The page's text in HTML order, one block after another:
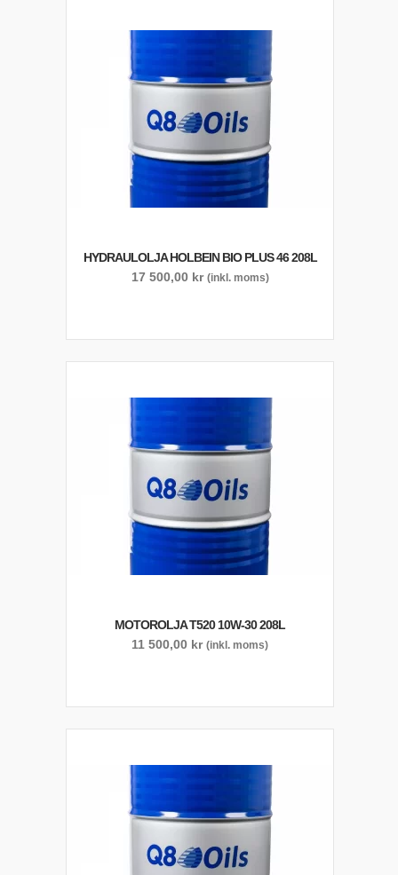
HYDRAULOLJA HOLBEIN BIO PLUS 46 208L
17 500,00 kr (inkl. moms)
MOTOROLJA T520 10W-30 208L
11 500,00 kr (inkl. moms)